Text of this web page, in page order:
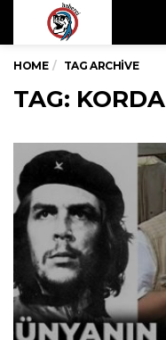
HOME TAG ARCHIVE
TAG: KORDA